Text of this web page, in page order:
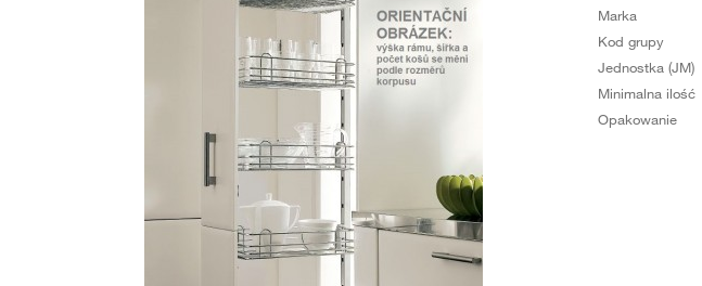
Marka
Kod grupy
Jednostka (JM)
Minimalna ilość
Opakowanie